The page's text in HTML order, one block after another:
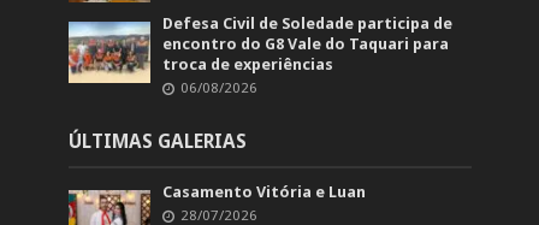
Defesa Civil de Soledade participa de
encontro do G8 Vale do Taquari para
troca de experiências
06/08/2026
ÚLTIMAS GALERIAS
Casamento Vitória e Luan
28/07/2026